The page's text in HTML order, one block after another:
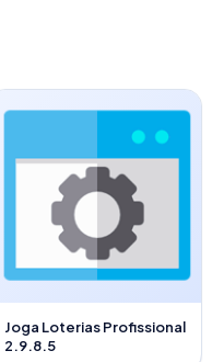
Joga Loterias Profissional
2.9.8.5